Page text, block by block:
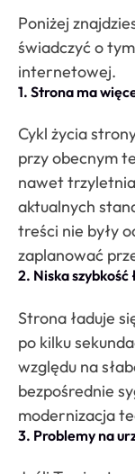
Poniżej
świadczyć o
internetowej.
1. Strona ma
Cykl życia
przy obecnym
nawet
aktualnych
treści nie były
zaplanować
2. Niska szybkość
Strona ładuje
po kilku
względu na
bezpośrednie
modernizacja
3. Problemy na